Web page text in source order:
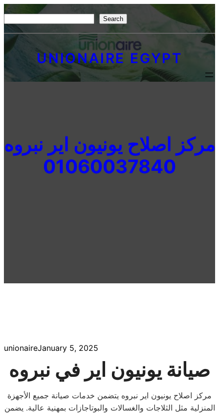
Skip
to
content
e
r
c
Search
UNIONAIRE EGYPT
مركز اصلاح يونيون اير نبروه
01060037840
unionaireJanuary 5, 2025
صيانة يونيون اير في نبروه
مركز اصلاح يونيون اير نبروه يتضمن خدمات صيانة جميع الأجهزة
المنزلية مثل الثلاجات والغسالات والبوتاجازات بمهنية عالية. يضمن